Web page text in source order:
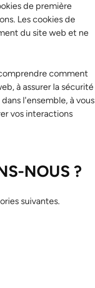
de première
Les cookies de
du site web et ne
comment
à assurer la sécurité
l'ensemble, à vous
vos interactions
NOUS ?
suivantes.